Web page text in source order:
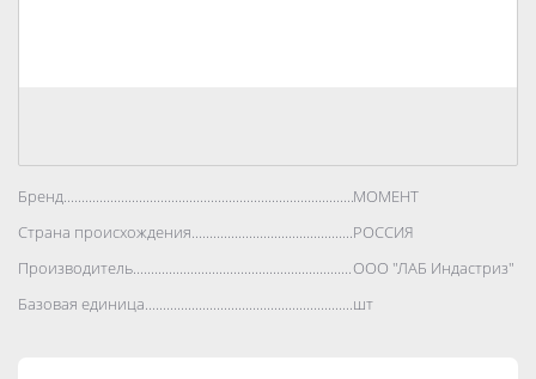
Бренд..................................................................................МОМЕНТ
Страна происхождения..................................................................................
РОССИЯ
Производитель..................................................................................ООО "ЛАБ Индастриз"
Базовая единица..................................................................................
шт